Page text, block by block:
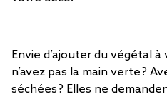
Envie d’ajouter du végétal
n’avez pas la main verte ?
séchées ? Elles ne